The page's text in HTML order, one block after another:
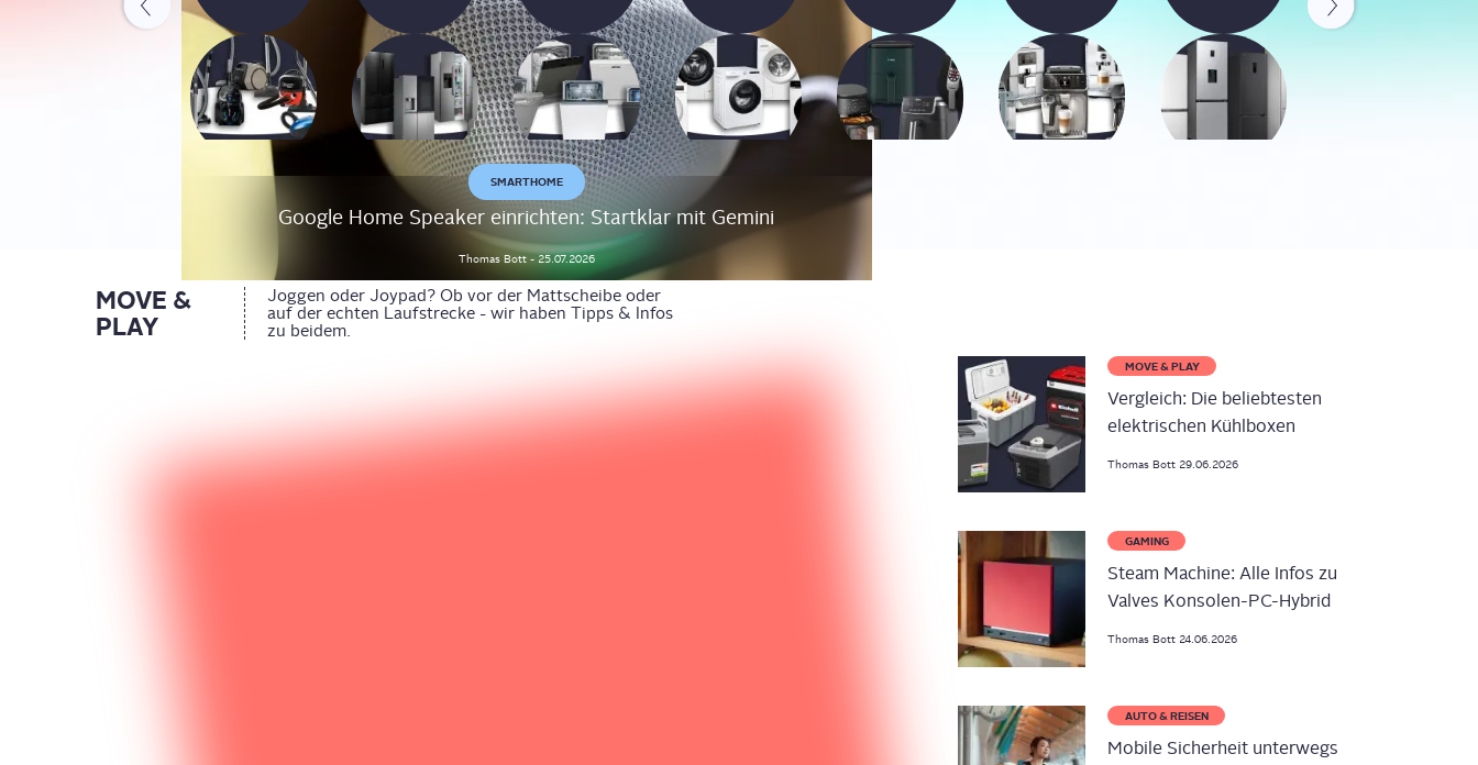
SMARTHOME
Google Home Speaker einrichten: Startklar mit Gemini
Thomas Bott - 25.07.2026
Vergleich: Die besten
Bodenstaubsauger
2025
Vergleich: Die besten
Side-by-Side-
Kühlschränke 2025
Vergleich: Die besten
Geschirrspüler 2025
Vergleich: Die besten
Frontlader-
Waschmaschinen 2025
Heißluftfritteusen mit
Einzelkammer
Vergleich: Die besten
Kaffeevollautomaten
2025
Vergleich: Die
beliebtesten
Kühlschränke mit
MOVE &
PLAY
Joggen oder Joypad? Ob vor der Mattscheibe oder
auf der echten Laufstrecke - wir haben Tipps & Infos
zu beidem.
MOVE & PLAY
Vergleich: Die beliebtesten
elektrischen Kühlboxen
Thomas Bott 29.06.2026
GAMING
Steam Machine: Alle Infos zu
Valves Konsolen-PC-Hybrid
Thomas Bott 24.06.2026
AUTO & REISEN
Mobile Sicherheit unterwegs